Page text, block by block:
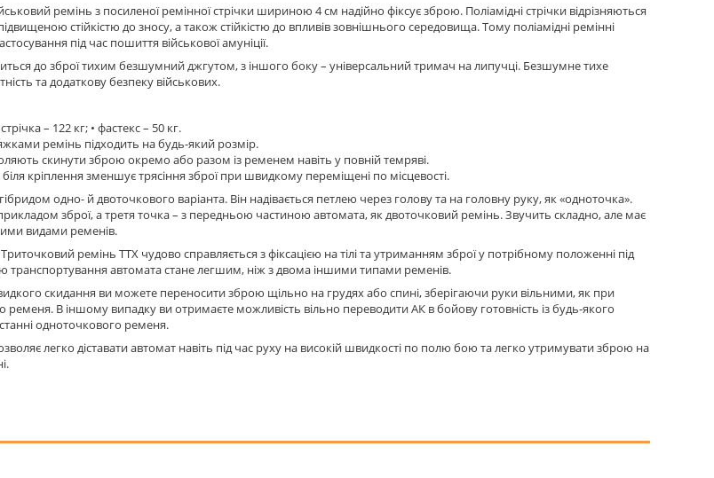
ремінь з посиленої ремінної стрічки шириною 4 см надійно фіксує зброю. Поліамідні стрічки відрізняються
стійкістю до зносу, а також стійкістю до впливів зовнішнього середовища. Тому поліамідні ремінні
під час пошиття військової амуніції.
до зброї тихим безшумний джгутом, з іншого боку – універсальний тримач на липучці. Безшумне тихе
та додаткову безпеку військових.
– 122 кг; • фастекс – 50 кг.
ремінь підходить на будь-який розмір.
скинути зброю окремо або разом із ременем навіть у повній темряві.
кріплення зменшує трясіння зброї при швидкому переміщені по місцевості.
одно- й двоточкового варіанта. Він надівається петлею через голову та на головну руку, як «одноточка».
прикладом зброї, а третя точка – з передньою частиною автомата, як двоточковий ремінь. Звучить складно, але має
видами ременів.
Триточковий ремінь ТТХ чудово справляється з фіксацією на тілі та утриманням зброї у потрібному положенні під
транспортування автомата стане легшим, ніж з двома іншими типами ременів.
скидання ви можете переносити зброю щільно на грудях або спині, зберігаючи руки вільними, як при
ременя. В іншому випадку ви отримаєте можливість вільно переводити АК в бойову готовність із будь-якого
одноточкового ременя.
легко діставати автомат навіть під час руху на високій швидкості по полю бою та легко утримувати зброю на